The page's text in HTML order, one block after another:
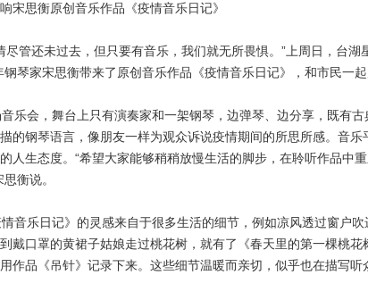
宋思衡原创音乐作品《疫情音乐日记》
管还未过去，但只要有音乐，我们就无所畏惧。”上周日，台湖
钢琴家宋思衡带来了原创音乐作品《疫情音乐日记》，和市民一起
乐会，舞台上只有演奏家和一架钢琴，边弹琴、边分享，既有
的钢琴语言，像朋友一样为观众诉说疫情期间的所思所感。音
人生态度。“希望大家能够稍稍放慢生活的脚步，在聆听作品中
衡说。
音乐日记》的灵感来自于很多生活的细节，例如凉风透过窗户吹
戴口罩的黄裙子姑娘走过桃花树，就有了《春天里的第一棵桃
作品《吊针》记录下来。这些细节温暖而亲切，似乎也在描写听